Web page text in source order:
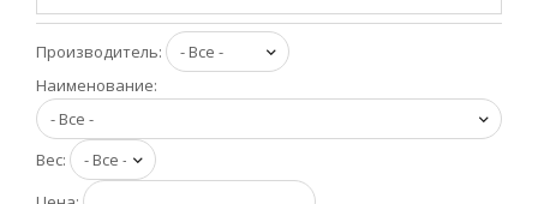
Производитель:
Наименование:
Вес: